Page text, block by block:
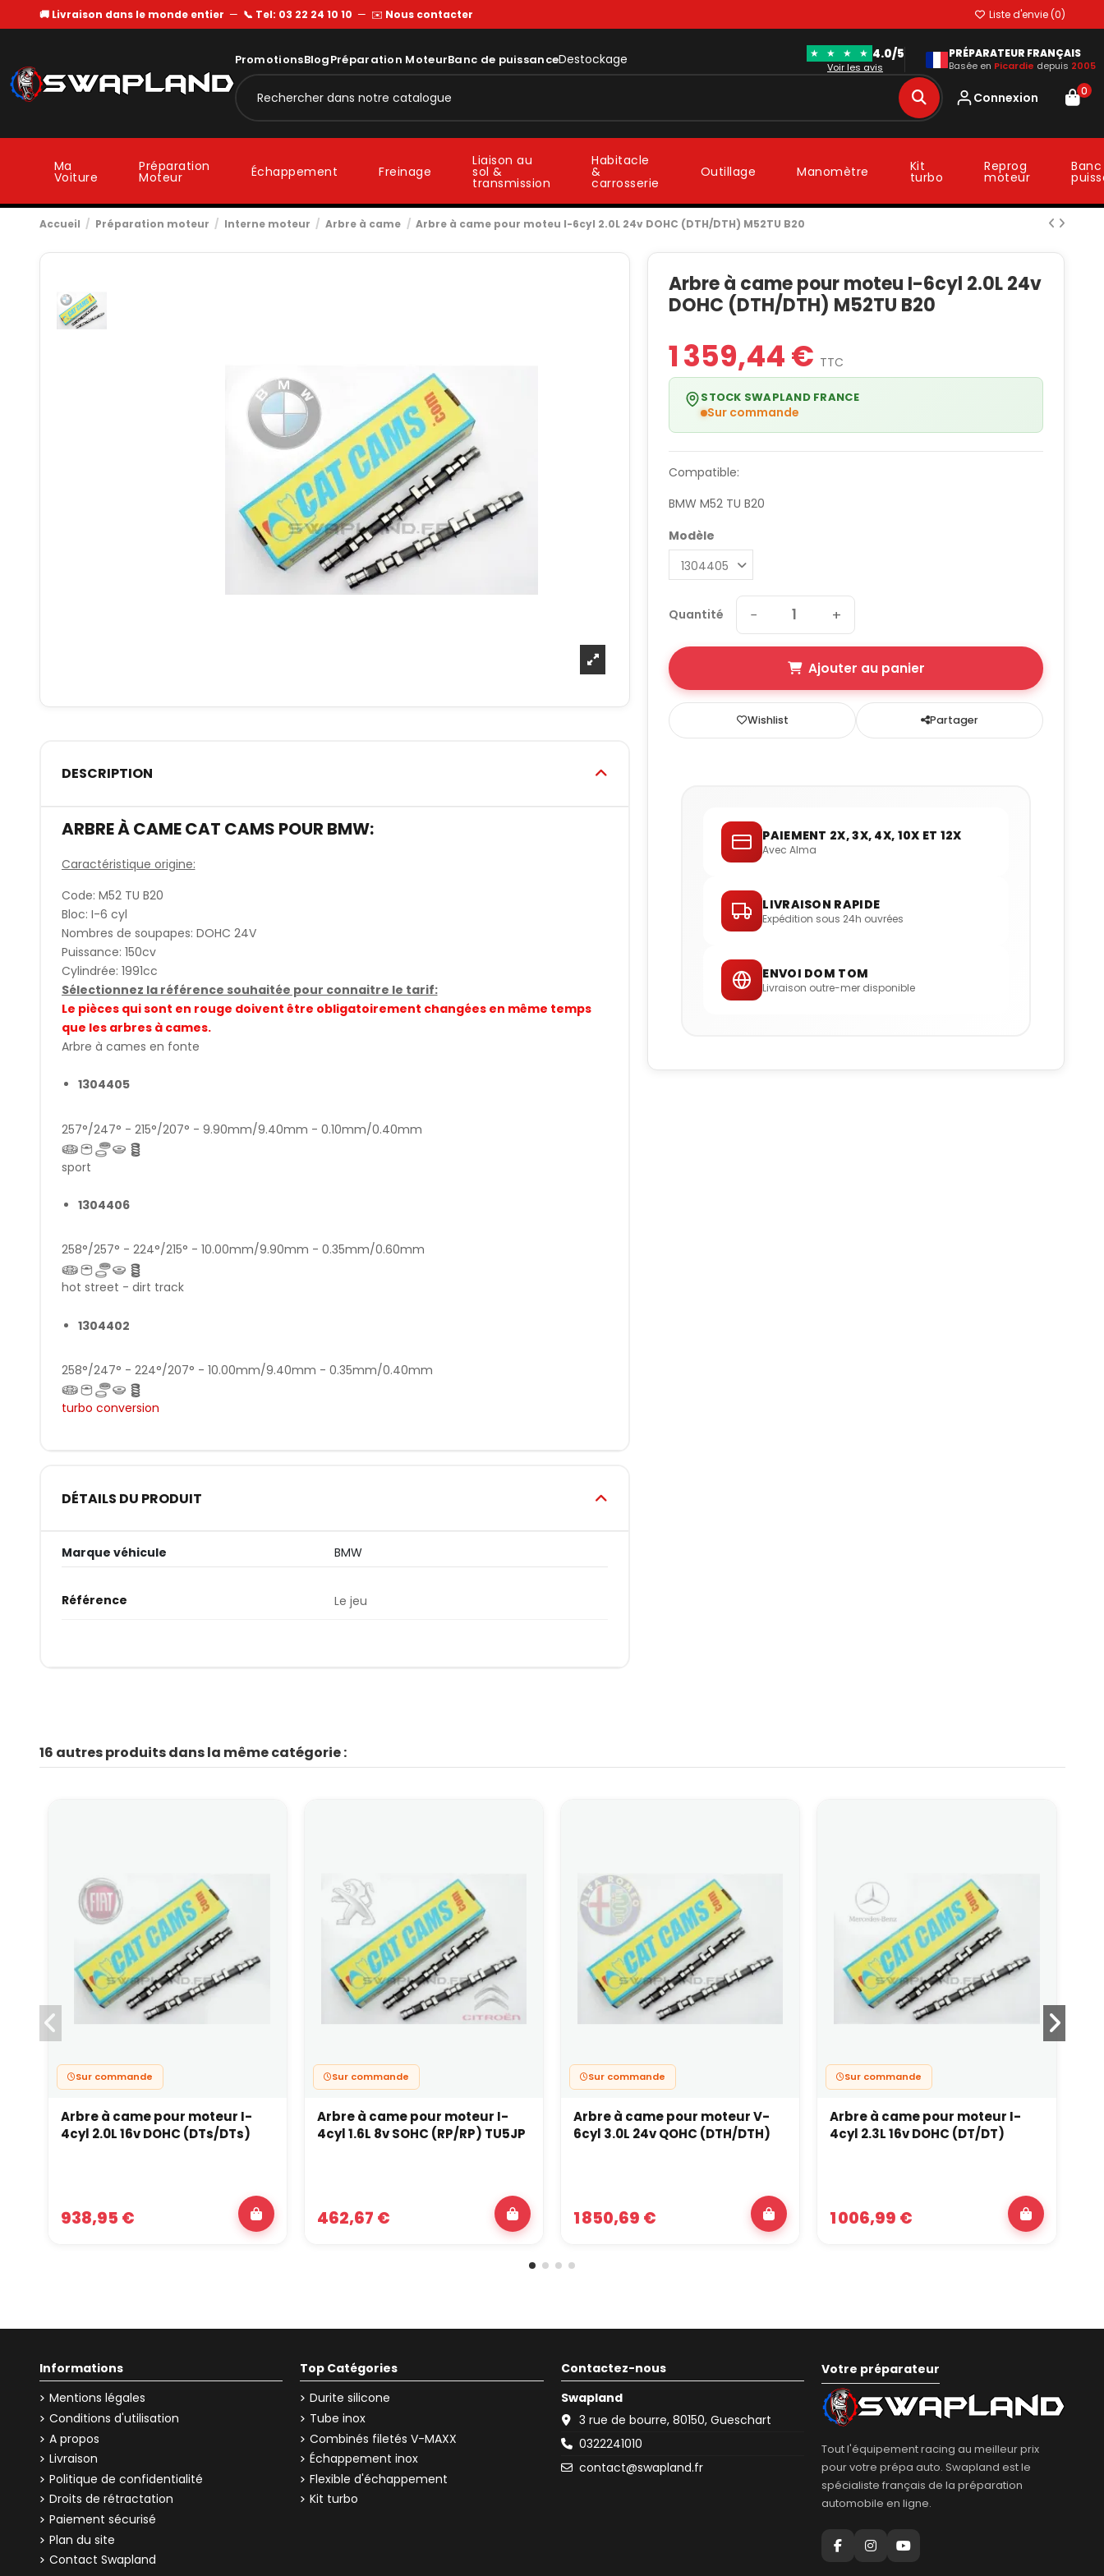
🚚 Livraison dans le monde entier — 📞 Tel: 03 22 24 10 10 — ✉️ Nous contacter Liste d'envie (0)
PromotionsBlogPréparation MoteurBanc de puissanceDestockage ★ ★ ★ ★ 4.0/5
Voir les avis
PRÉPARATEUR FRANÇAIS
Basée en Picardie depuis 2005
Connexion 0
Ma
Voiture
Préparation
Moteur Échappement Freinage
Liaison au
sol &
transmission
Habitacle
&
carrosserie
Outillage Manomètre Kit
turbo
Reprog
moteur
Accueil Préparation moteur Interne moteur Arbre à came Arbre à came pour moteu I-6cyl 2.0L 24v DOHC (DTH/DTH) M52TU B20
DESCRIPTION
ARBRE À CAME CAT CAMS POUR BMW:
Caractéristique origine:
Code: M52 TU B20
Bloc: I-6 cyl
Nombres de soupapes: DOHC 24V
Puissance: 150cv
Cylindrée: 1991cc
Sélectionnez la référence souhaitée pour connaitre le tarif:
Le pièces qui sont en rouge doivent être obligatoirement changées en même temps
que les arbres à cames.
Arbre à cames en fonte
1304405
257°/247° - 215°/207° - 9.90mm/9.40mm - 0.10mm/0.40mm
sport
1304406
258°/257° - 224°/215° - 10.00mm/9.90mm - 0.35mm/0.60mm
hot street - dirt track
1304402
258°/247° - 224°/207° - 10.00mm/9.40mm - 0.35mm/0.40mm
turbo conversion
DÉTAILS DU PRODUIT
Marque véhicule BMW
Référence Le jeu
Arbre à came pour moteu I-6cyl 2.0L 24v
DOHC (DTH/DTH) M52TU B20
1 359,44 € TTC
STOCK SWAPLAND FRANCE
Sur commande
Compatible:
BMW M52 TU B20
Modèle
Quantité − +
Ajouter au panier
Wishlist Partager
PAIEMENT 2X, 3X, 4X, 10X ET 12X
Avec Alma
LIVRAISON RAPIDE
Expédition sous 24h ouvrées
ENVOI DOM TOM
Livraison outre-mer disponible
16 autres produits dans la même catégorie :
Sur commande
Arbre à came pour moteur I-
4cyl 2.0L 16v DOHC (DTs/DTs)
938,95 €
Sur commande
Arbre à came pour moteur I-
4cyl 1.6L 8v SOHC (RP/RP) TU5JP
462,67 €
Sur commande
Arbre à came pour moteur V-
6cyl 3.0L 24v QOHC (DTH/DTH)
1 850,69 €
Sur commande
Arbre à came pour moteur I-
4cyl 2.3L 16v DOHC (DT/DT)
1 006,99 €
Informations
Mentions légales
Conditions d'utilisation
A propos
Livraison
Politique de confidentialité
Droits de rétractation
Paiement sécurisé
Plan du site
Contact Swapland
Top Catégories
Durite silicone
Tube inox
Combinés filetés V-MAXX
Échappement inox
Flexible d'échappement
Kit turbo
Contactez-nous
Swapland
3 rue de bourre, 80150, Gueschart
0322241010
contact@swapland.fr
Votre préparateur
Tout l'équipement racing au meilleur prix
pour votre prépa auto. Swapland est le
spécialiste français de la préparation
automobile en ligne.